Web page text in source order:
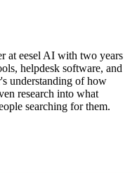
at eesel AI with two years
helpdesk software, and
understanding of how
research into what
searching for them.